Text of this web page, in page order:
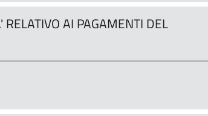
AI PAGAMENTI DEL